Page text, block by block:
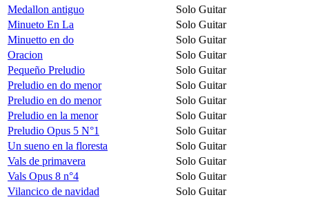
Medallon antiguo
Solo Guitar
Minueto En La
Solo Guitar
Minuetto en do
Solo Guitar
Oracion
Solo Guitar
Pequeño Preludio
Solo Guitar
Preludio en do menor
Solo Guitar
Preludio en do menor
Solo Guitar
Preludio en la menor
Solo Guitar
Preludio Opus 5 N°1
Solo Guitar
Un sueno en la floresta
Solo Guitar
Vals de primavera
Solo Guitar
Vals Opus 8 n°4
Solo Guitar
Vilancico de navidad
Solo Guitar